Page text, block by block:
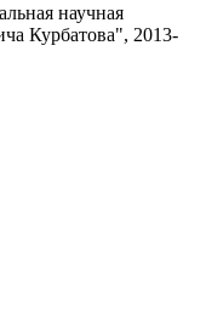
научная
Курбатова", 2013-